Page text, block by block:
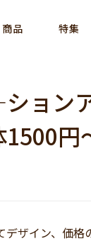
商品 特集
ョン
円
ザイン、価格